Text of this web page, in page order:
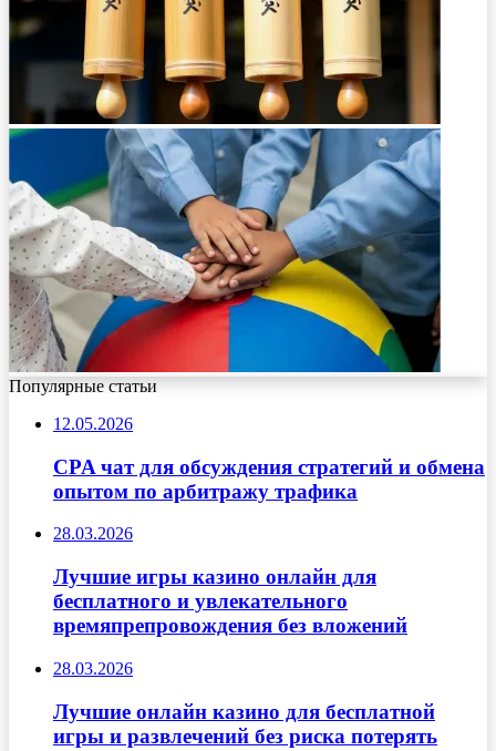
Популярные статьи
12.05.2026
CPA чат для обсуждения стратегий и обмена
опытом по арбитражу трафика
28.03.2026
Лучшие игры казино онлайн для
бесплатного и увлекательного
времяпрепровождения без вложений
28.03.2026
Лучшие онлайн казино для бесплатной
игры и развлечений без риска потерять